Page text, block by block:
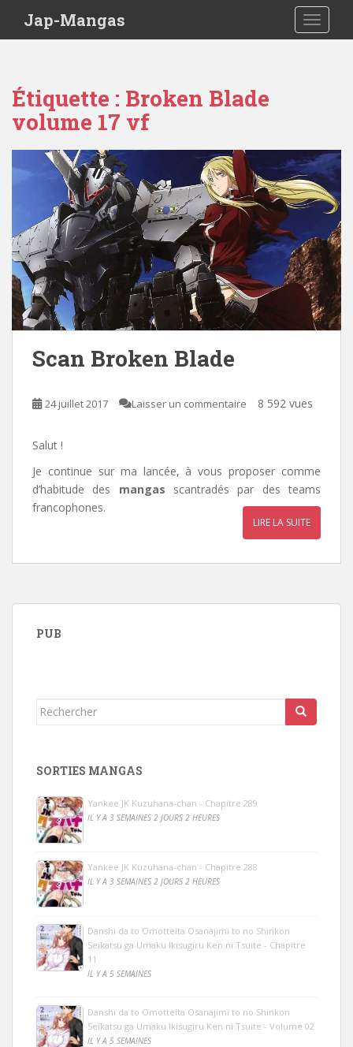
Jap-Mangas
Étiquette : Broken Blade
volume 17 vf
Scan Broken Blade
24 juillet 2017 Laisser un commentaire 8 592 vues
Salut !
Je continue sur ma lancée, à vous proposer comme
d’habitude des mangas scantradés par des teams
francophones.
LIRE LA SUITE
PUB
Rechercher...
SORTIES MANGAS
Yankee JK Kuzuhana-chan - Chapitre 289
IL Y A 3 SEMAINES 2 JOURS 2 HEURES
Yankee JK Kuzuhana-chan - Chapitre 288
IL Y A 3 SEMAINES 2 JOURS 2 HEURES
Danshi da to Omotteita Osanajimi to no Shinkon
Seikatsu ga Umaku Ikisugiru Ken ni Tsuite - Chapitre
11
IL Y A 5 SEMAINES
Danshi da to Omotteita Osanajimi to no Shinkon
Seikatsu ga Umaku Ikisugiru Ken ni Tsuite - Volume 02
IL Y A 5 SEMAINES